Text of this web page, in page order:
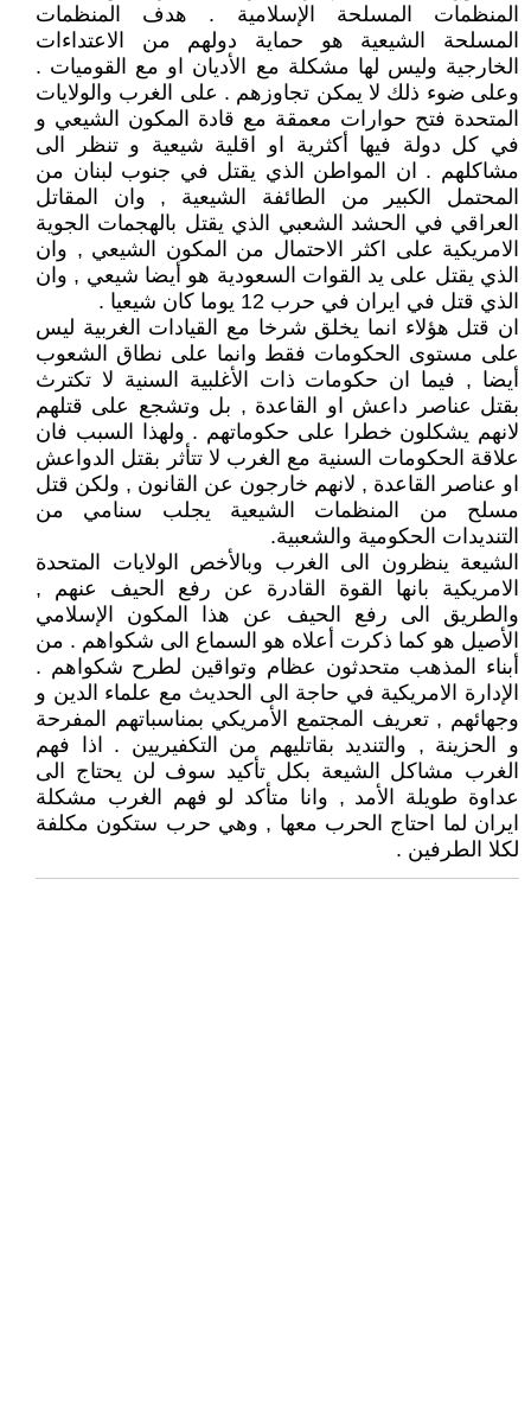
المنظمات المسلحة الإسلامية . هدف المنظمات
المسلحة الشيعية هو حماية دولهم من الاعتداءات
الخارجية وليس لها مشكلة مع الأديان او مع القوميات .
وعلى ضوء ذلك لا يمكن تجاوزهم . على الغرب والولايات
المتحدة فتح حوارات معمقة مع قادة المكون الشيعي و
في كل دولة فيها أكثرية او اقلية شيعية و تنظر الى
مشاكلهم . ان المواطن الذي يقتل في جنوب لبنان من
المحتمل الكبير من الطائفة الشيعية , وان المقاتل
العراقي في الحشد الشعبي الذي يقتل بالهجمات الجوية
الامريكية على اكثر الاحتمال من المكون الشيعي , وان
الذي يقتل على يد القوات السعودية هو أيضا شيعي , وان
الذي قتل في ايران في حرب 12 يوما كان شيعيا .
ان قتل هؤلاء انما يخلق شرخا مع القيادات الغربية ليس
على مستوى الحكومات فقط وانما على نطاق الشعوب
أيضا , فيما ان حكومات ذات الأغلبية السنية لا تكترث
بقتل عناصر داعش او القاعدة , بل وتشجع على قتلهم
لانهم يشكلون خطرا على حكوماتهم . ولهذا السبب فان
علاقة الحكومات السنية مع الغرب لا تتأثر بقتل الدواعش
او عناصر القاعدة , لانهم خارجون عن القانون , ولكن قتل
مسلح من المنظمات الشيعية يجلب سنامي من
التنديدات الحكومية والشعبية.
الشيعة ينظرون الى الغرب وبالأخص الولايات المتحدة
الامريكية بانها القوة القادرة عن رفع الحيف عنهم ,
والطريق الى رفع الحيف عن هذا المكون الإسلامي
الأصيل هو كما ذكرت أعلاه هو السماع الى شكواهم . من
أبناء المذهب متحدثون عظام وتواقين لطرح شكواهم .
الإدارة الامريكية في حاجة الى الحديث مع علماء الدين و
وجهائهم , تعريف المجتمع الأمريكي بمناسباتهم المفرحة
و الحزينة , والتنديد بقاتليهم من التكفيريين . اذا فهم
الغرب مشاكل الشيعة بكل تأكيد سوف لن يحتاج الى
عداوة طويلة الأمد , وانا متأكد لو فهم الغرب مشكلة
ايران لما احتاج الحرب معها , وهي حرب ستكون مكلفة
لكلا الطرفين .